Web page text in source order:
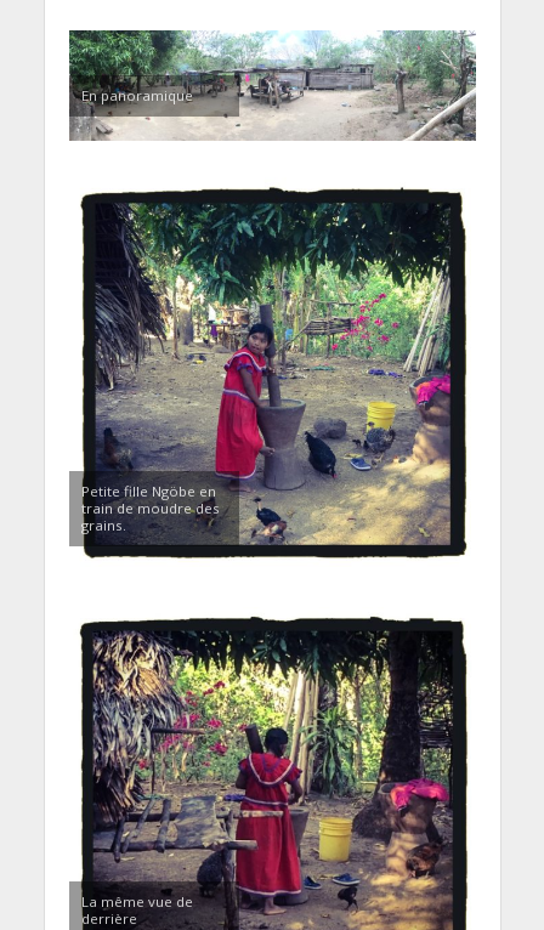
En panoramique
Petite fille Ngöbe en
train de moudre des
grains.
La même vue de
derrière